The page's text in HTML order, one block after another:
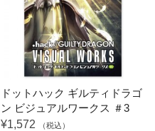
ドットハック ギルティドラゴ
ン ビジュアルワークス ＃3
¥1,572
（税込）